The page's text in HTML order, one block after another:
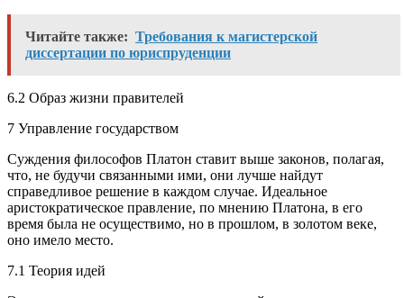
Читайте также: Требования к магистерской
диссертации по юриспруденции
6.2 Образ жизни правителей
7 Управление государством
Суждения философов Платон ставит выше законов, полагая,
что, не будучи связанными ими, они лучше найдут
справедливое решение в каждом случае. Идеальное
аристократическое правление, по мнению Платона, в его
время была не осуществимо, но в прошлом, в золотом веке,
оно имело место.
7.1 Теория идей